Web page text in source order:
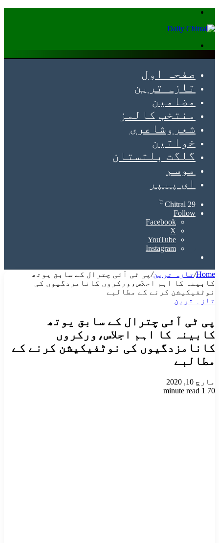
صفحہ اول
تازہ ترین
مضامین
منتخب کالمز
شعروشاعری
خواتین
گلگت بلتستان
موسم
ای پیپر
Chitral 29
℃
Follow
Facebook
X
YouTube
Instagram
Home
/تازہ ترین/ پی ٹی آئی چترال کے سابق یوتھ
کابینہ کا اہم اجلاس،ورکروں کانامزدگیوں کی
نوٹفیکیشن کرنے کے مطالبے
تازہ ترین
پی ٹی آئی چترال کے سابق یوتھ
کابینہ کا اہم اجلاس،ورکروں
کانامزدگیوں کی نوٹفیکیشن کرنے کے
مطالبے
مارچ 10, 2020
70
1 minute read